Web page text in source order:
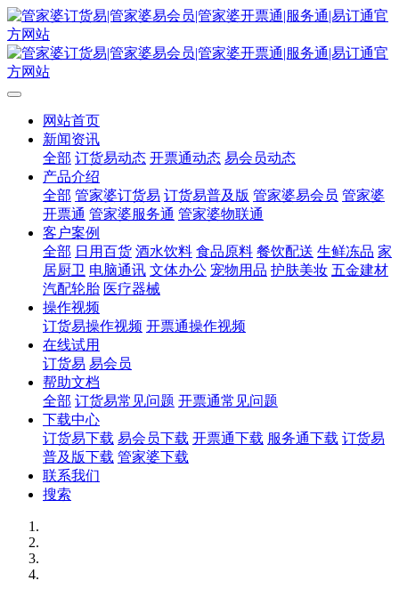
网站首页
新闻资讯
全部 订货易动态 开票通动态 易会员动态
产品介绍
全部 管家婆订货易 订货易普及版 管家婆易会员 管家婆
开票通 管家婆服务通 管家婆物联通
客户案例
全部 日用百货 酒水饮料 食品原料 餐饮配送 生鲜冻品 家
居厨卫 电脑通讯 文体办公 宠物用品 护肤美妆 五金建材
汽配轮胎 医疗器械
操作视频
订货易操作视频 开票通操作视频
在线试用
订货易 易会员
帮助文档
全部 订货易常见问题 开票通常见问题
下载中心
订货易下载 易会员下载 开票通下载 服务通下载 订货易
普及版下载 管家婆下载
联系我们
搜索